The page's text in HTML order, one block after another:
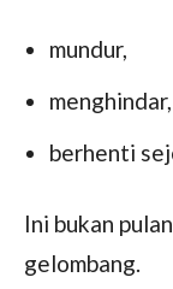
mundur,
menghindar,
berhenti
Ini bukan
gelombang.